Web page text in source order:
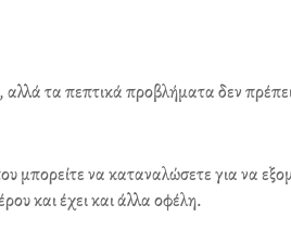
τα πεπτικά προβλήματα δεν
μπορείτε να καταναλώσετε για να
και έχει και άλλα οφέλη.